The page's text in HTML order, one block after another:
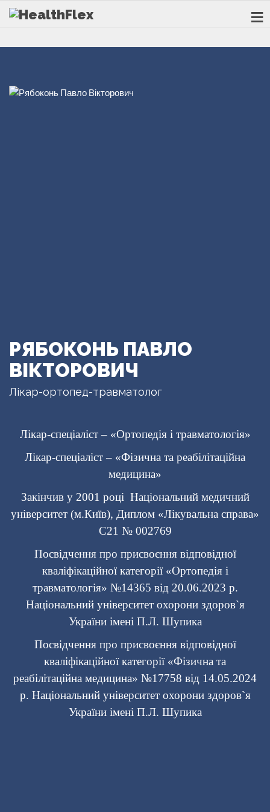
РЯБОКОНЬ ПАВЛО
ВІКТОРОВИЧ
Лікар-ортопед-травматолог
Лікар-спеціаліст – «Ортопедія і травматологія»
Лікар-спеціаліст – «Фізична та реабілітаційна
медицина»
Закінчив у 2001 році Національний медичний
університет (м.Київ), Диплом «Лікувальна справа»
С21 № 002769
Посвідчення про присвоєння відповідної
кваліфікаційної категорії «Ортопедія і
травматологія» №14365 від 20.06.2023 р.
Національний університет охорони здоров`я
України імені П.Л. Шупика
Посвідчення про присвоєння відповідної
кваліфікаційної категорії «Фізична та
реабілітаційна медицина» №17758 від 14.05.2024
р. Національний університет охорони здоров`я
України імені П.Л. Шупика